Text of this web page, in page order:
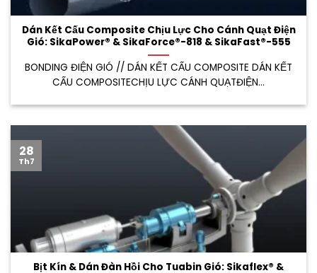
Dán Kết Cấu Composite Chịu Lực Cho Cánh Quạt Điện
Gió: SikaPower® & SikaForce®-818 & SikaFast®-555
BONDING ĐIỆN GIÓ // DÁN KẾT CẤU COMPOSITE DÁN KẾT
CẤU COMPOSITECHỊU LỰC CÁNH QUẠTĐIỆN...
Bịt Kín & Dán Đàn Hồi Cho Tuabin Gió: Sikaflex® &
28
Th7